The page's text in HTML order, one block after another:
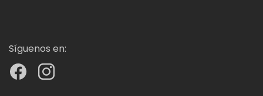
Síguenos en: